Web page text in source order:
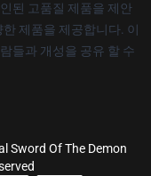
된 고품질 제품을 제안
제품을 제공합니다. 이
들과 개성을 공유 할 수
Sword Of The Demon